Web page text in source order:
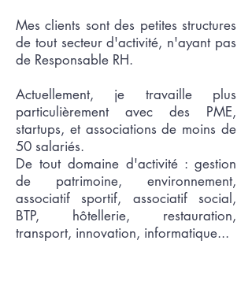
Mes clients sont des petites structures
de tout secteur d'activité, n'ayant pas
de Responsable RH.
Actuellement, je travaille plus
particulièrement avec des PME,
startups, et associations de moins de
50 salariés.
De tout domaine d'activité : gestion
de patrimoine, environnement,
associatif sportif, associatif social,
BTP, hôtellerie, restauration,
transport, innovation, informatique...